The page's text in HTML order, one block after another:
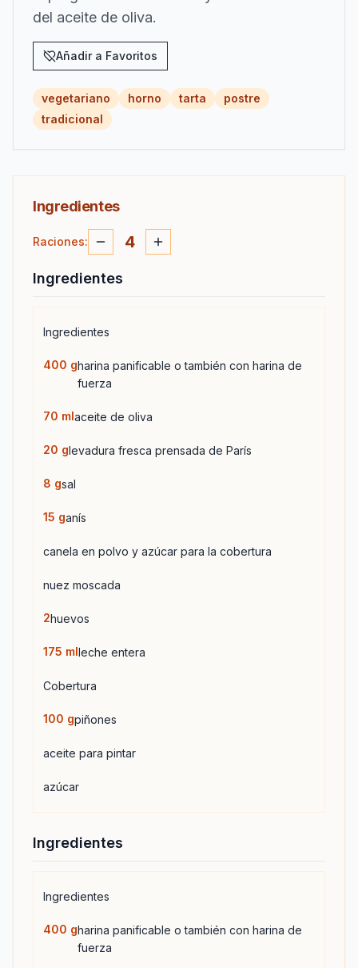
del aceite de oliva.
Añadir a Favoritos
vegetariano horno tarta
postre
tradicional
Ingredientes
Raciones: 4
Ingredientes
Ingredientes
400 gharina panificable o también con harina de
fuerza
70 mlaceite de oliva
20 glevadura fresca prensada de París
8 gsal
15 ganís
canela en polvo y azúcar para la cobertura
nuez moscada
2huevos
175 mlleche entera
Cobertura
100 gpiñones
aceite para pintar
azúcar
Ingredientes
Ingredientes
400 gharina panificable o también con harina de
fuerza